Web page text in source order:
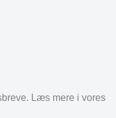
Læs mere i vores